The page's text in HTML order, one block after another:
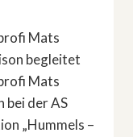
Mats
begleitet
Mats
bei der AS
„Hummels –